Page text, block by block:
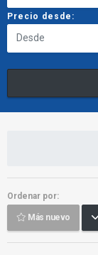
Precio desde:
Ordenar por:
Más nuevo